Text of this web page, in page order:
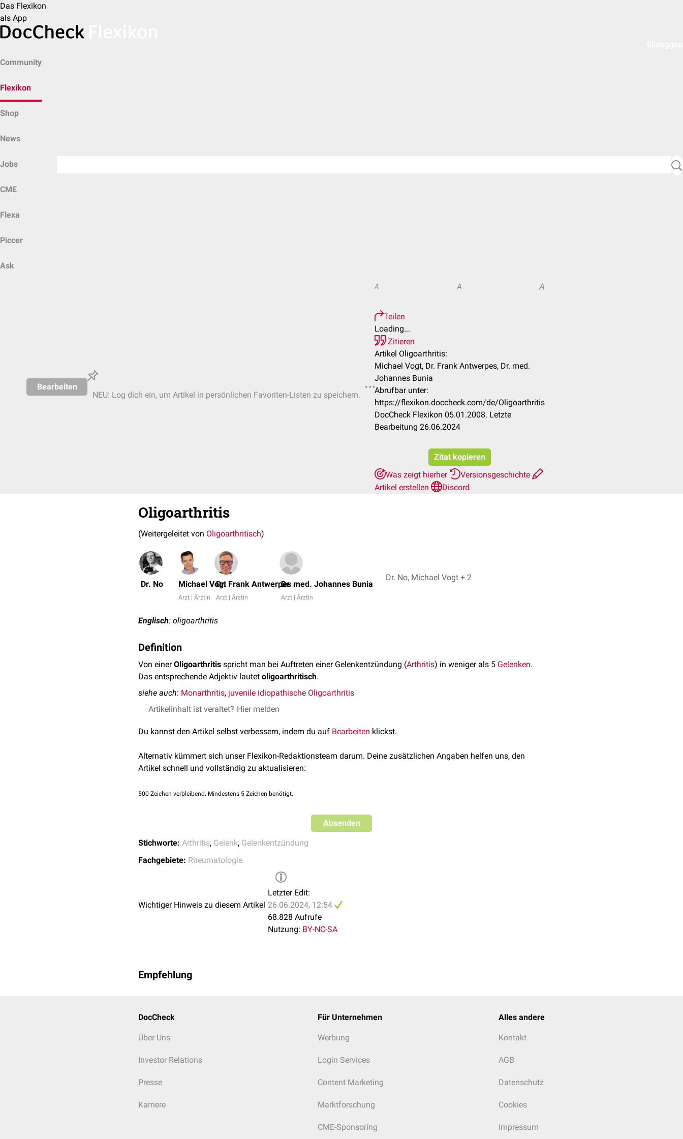
Das Flexikon
als App
Community
Flexikon
Shop
News
Jobs
CME
Flexa
Piccer
Ask
Bearbeiten
NEU: Log dich ein, um Artikel in persönlichen Favoriten-Listen zu speichern.
A A A
Teilen
Loading...
Zitieren
Artikel Oligoarthritis:
Michael Vogt, Dr. Frank Antwerpes, Dr. med.
Johannes Bunia
Abrufbar unter:
https://flexikon.doccheck.com/de/Oligoarthritis
DocCheck Flexikon 05.01.2008. Letzte
Bearbeitung 26.06.2024
Zitat kopieren
Was zeigt hierher
Versionsgeschichte
Artikel erstellen
Discord
Oligoarthritis
(Weitergeleitet von Oligoarthritisch)
Dr. No Michael Vogt
Arzt | Ärztin
Dr. Frank Antwerpes
Arzt | Ärztin
Dr. med. Johannes Bunia
Arzt | Ärztin
Dr. No, Michael Vogt + 2
Englisch: oligoarthritis
Definition
Von einerOligoarthritis spricht man bei Auftreten einer Gelenkentzündung (Arthritis) in weniger als 5 Gelenken.
Das entsprechende Adjektiv lautet oligoarthritisch.
siehe auch: Monarthritis, juvenile idiopathische Oligoarthritis
Artikelinhalt ist veraltet? Hier melden
Du kannst den Artikel selbst verbessern, indem du auf Bearbeiten klickst.
Alternativ kümmert sich unser Flexikon-Redaktionsteam darum. Deine zusätzlichen Angaben helfen uns, den
Artikel schnell und vollständig zu aktualisieren:
500 Zeichen verbleibend. Mindestens 5 Zeichen benötigt.
Absenden
Stichworte: Arthritis, Gelenk, Gelenkentzündung
Fachgebiete: Rheumatologie
Wichtiger Hinweis zu diesem Artikel
Letzter Edit:
26.06.2024, 12:54
68.828 Aufrufe
Nutzung: BY-NC-SA
Empfehlung
DocCheck
Über Uns
Investor Relations
Presse
Karriere
Für Unternehmen
Werbung
Login Services
Content Marketing
Marktforschung
CME-Sponsoring
Alles andere
Kontakt
AGB
Datenschutz
Cookies
Impressum